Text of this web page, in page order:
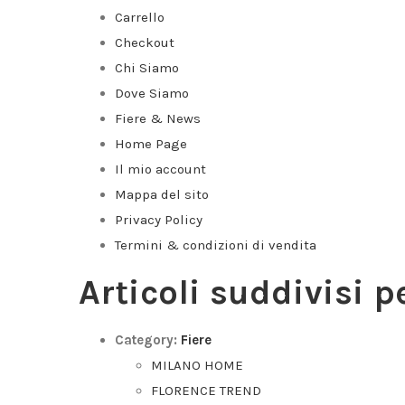
Carrello
Checkout
Chi Siamo
Dove Siamo
Fiere & News
Home Page
Il mio account
Mappa del sito
Privacy Policy
Termini & condizioni di vendita
Articoli suddivisi
Category: Fiere
MILANO HOME
FLORENCE TREND